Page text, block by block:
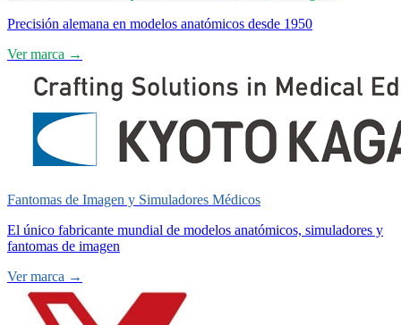
Precisión alemana en modelos anatómicos desde 1950
Ver marca →
Fantomas de Imagen y Simuladores Médicos
El único fabricante mundial de modelos anatómicos, simuladores y
fantomas de imagen
Ver marca →